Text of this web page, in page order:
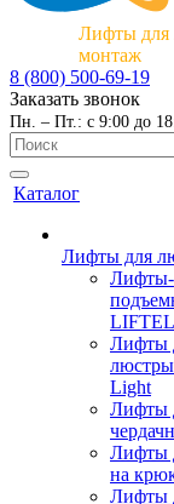
Лифты для
монтаж
8 (800) 500-69-19
Заказать звонок
Пн. – Пт.: с 9:00 до
Каталог
Лифты для
Лифты-
LIFTEL
Лифты
Light
Лифты
Лифты
на
Лифты